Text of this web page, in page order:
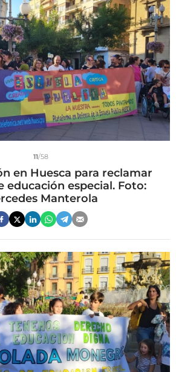
11/58
en Huesca para reclamar
educación especial. Foto:
Manterola